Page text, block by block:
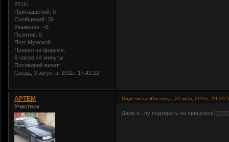
2011г.
Приглашений: 0
Сообщений: 36
Уважение: +5
Позитив: 0
Пол: Мужской
Провел на форуме:
6 часов 44 минуты
Последний визит:
Среда, 3 августа, 2011г. 17:42:22
ПоделитьсяПятница, 20 мая, 2011г.
APTEM
Участник
Даже и ..пу подтирать не